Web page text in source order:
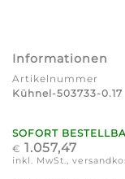
Informationen
Artikelnummer
Kühnel-503733-0.17
SOFORT
€ 1.057,47
inkl. MwSt.,